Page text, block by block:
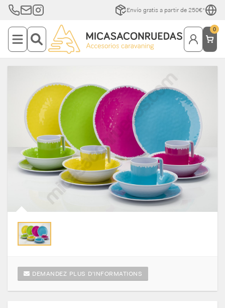
Envío gratis a partir de 250€*
0
DEMANDEZ PLUS D'INFORMATIONS